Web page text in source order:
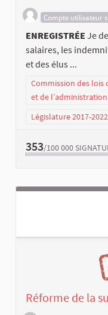
Compte utilisateur
ENREGISTRÉE Je
salaires, les
et des élus ...
Commission des
et de
Législature 2017-2022
353/100 000
Réforme de la